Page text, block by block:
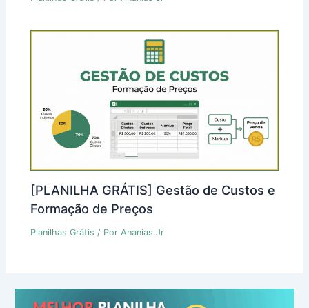
[PLANILHA GRÁTIS] Gestão de Custos e
Formação de Preços
Planilhas Grátis / PorAnanias Jr